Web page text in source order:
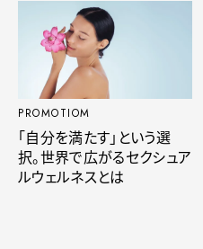
PROMOTIOM
「自分を満たす」という選
択。世界で広がるセクシュア
ルウェルネスとは